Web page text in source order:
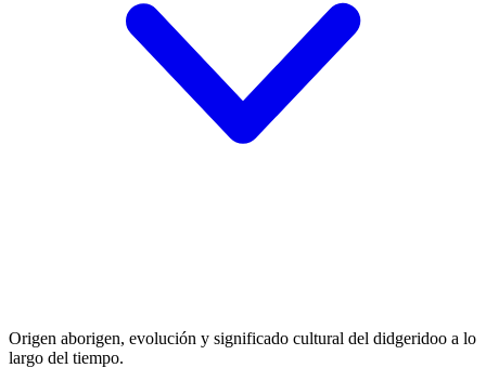
Origen aborigen, evolución y significado cultural del didgeridoo a lo
largo del tiempo.